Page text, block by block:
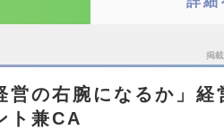
掲
営の右腕になるか」経
ト兼CA